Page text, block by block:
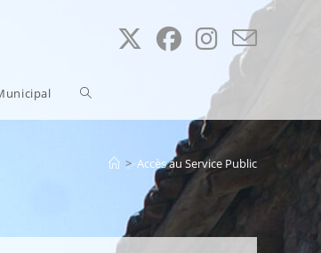
Toggle
> Accès au Service Public